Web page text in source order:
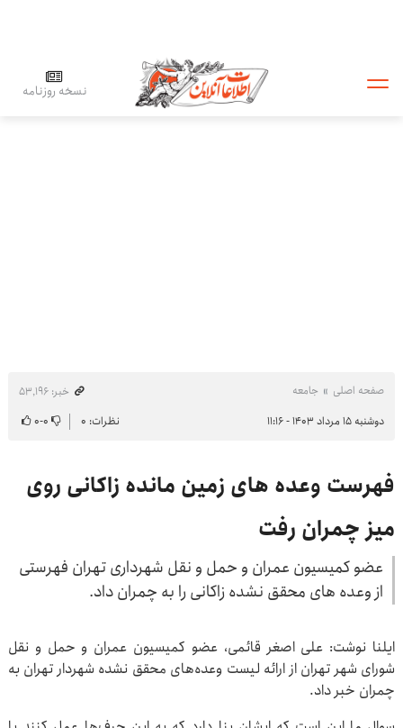
نسخه روزنامه
صفحه اصلی جامعه
خبر: ۵۳٬۱۹۶
دوشنبه ۱۵ مرداد ۱۴۰۳ - ۱۱:۱۶
نظرات: ۰ ۰-۰
فهرست وعده های زمین مانده زاکانی روی
میز چمران رفت
عضو کمیسیون عمران و حمل و نقل شهرداری تهران فهرستی
از وعده های محقق نشده زاکانی را به چمران داد.
ایلنا نوشت: علی اصغر قائمی، عضو کمیسیون عمران و حمل و نقل
شورای شهر تهران از ارائه لیست وعده‌های محقق نشده شهردار تهران به
چمران خبر داد.